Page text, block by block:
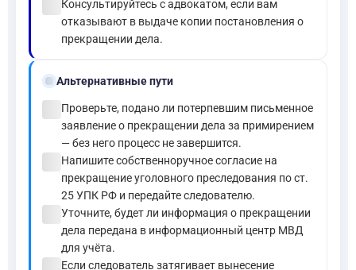
Консультируйтесь с адвокатом, если вам
отказывают в выдаче копии постановления о
прекращении дела.
alt_routeАльтернативные пути
Проверьте, подано ли потерпевшим письменное
заявление о прекращении дела за примирением
— без него процесс не завершится.
Напишите собственноручное согласие на
прекращение уголовного преследования по ст.
25 УПК РФ и передайте следователю.
Уточните, будет ли информация о прекращении
дела передана в информационный центр МВД
для учёта.
Если следователь затягивает вынесение